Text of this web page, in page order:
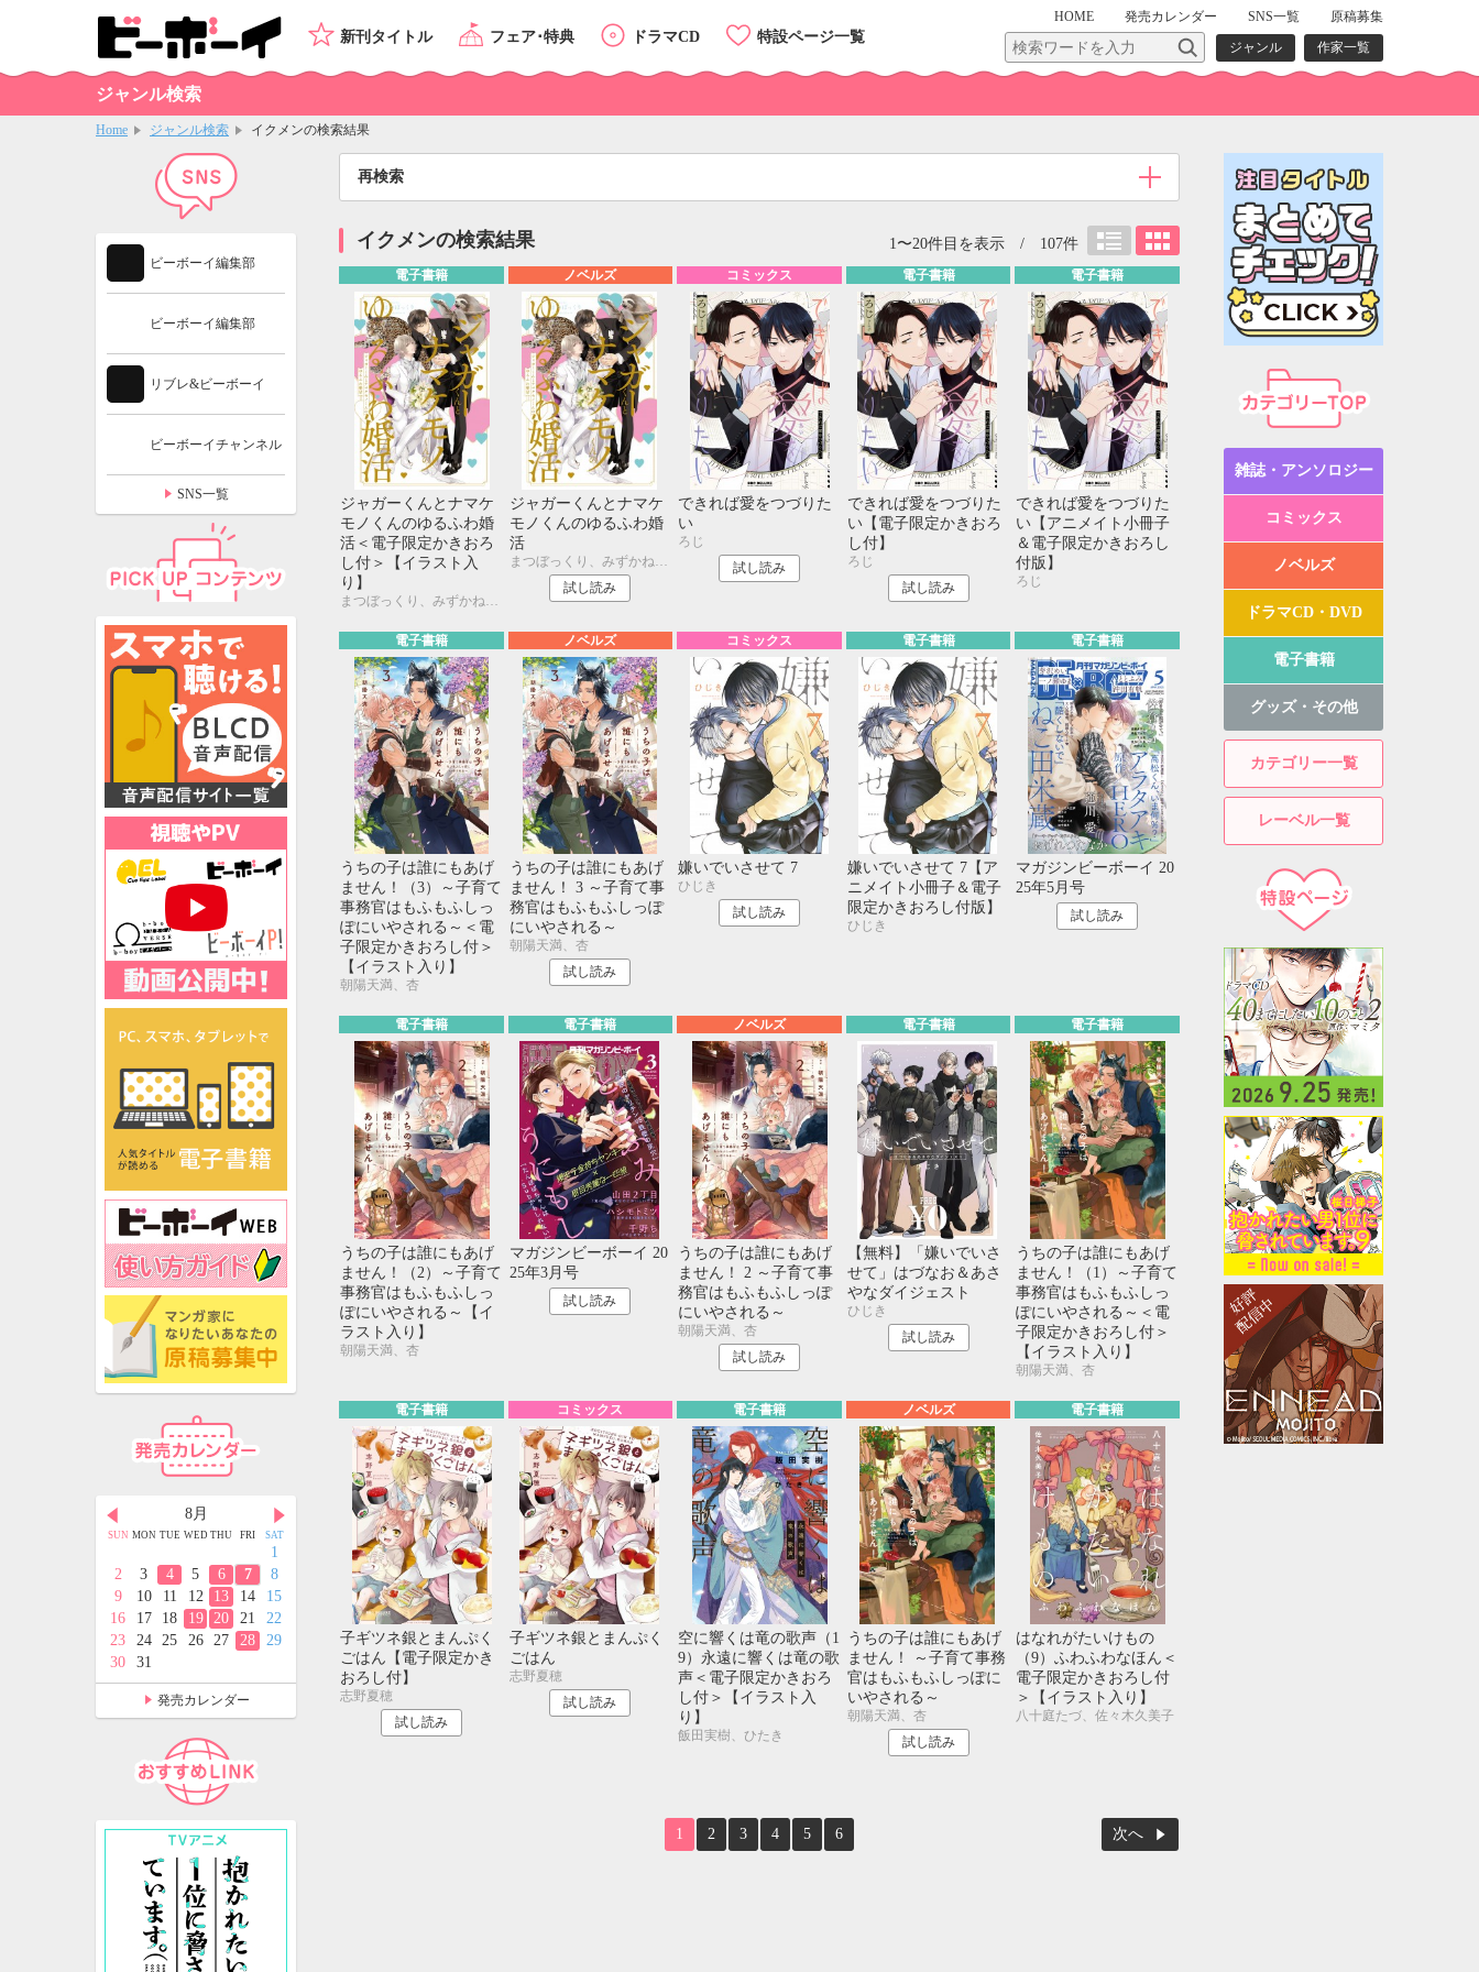
HOME 発売カレンダー SNS一覧
原稿募集
ジャンル
作家一覧
新刊タイトル フェア･特典 ドラマCD 特設ページ一覧
ジャンル検索
Home ジャンル検索 イクメンの検索結果
再検索
イクメンの検索結果 1〜20件目を表示 / 107件
電子書籍
ジャガーくんとナマケ
モノくんのゆるふわ婚
活＜電子限定かきおろ
し付＞【イラスト入
り】
ノベルズ
ジャガーくんとナマケ
モノくんのゆるふわ婚
活
試し読み
コミックス
できれば愛をつづりた
い
ろじ
試し読み
電子書籍
できれば愛をつづりた
い【電子限定かきおろ
し付】
ろじ
試し読み
電子書籍
できれば愛をつづりた
い【アニメイト小冊子
＆電子限定かきおろし
付版】
ろじ
電子書籍
うちの子は誰にもあげ
ません！（3）～子育て
事務官はもふもふしっ
ぽにいやされる～＜電
子限定かきおろし付＞
【イラスト入り】
朝陽天満、杏
ノベルズ
うちの子は誰にもあげ
ません！ 3 ～子育て事
務官はもふもふしっぽ
にいやされる～
朝陽天満、杏
試し読み
コミックス
嫌いでいさせて 7
ひじき
試し読み
電子書籍
嫌いでいさせて 7【ア
ニメイト小冊子＆電子
限定かきおろし付版】
ひじき
電子書籍
マガジンビーボーイ 20
25年5月号
試し読み
電子書籍
うちの子は誰にもあげ
ません！（2）～子育て
事務官はもふもふしっ
ぽにいやされる～【イ
ラスト入り】
朝陽天満、杏
電子書籍
マガジンビーボーイ 20
25年3月号
試し読み
ノベルズ
うちの子は誰にもあげ
ません！ 2 ～子育て事
務官はもふもふしっぽ
にいやされる～
朝陽天満、杏
試し読み
電子書籍
【無料】「嫌いでいさ
せて」はづなお＆あさ
やなダイジェスト
ひじき
試し読み
電子書籍
うちの子は誰にもあげ
ません！（1）～子育て
事務官はもふもふしっ
ぽにいやされる～＜電
子限定かきおろし付＞
【イラスト入り】
朝陽天満、杏
電子書籍
子ギツネ銀とまんぷく
ごはん【電子限定かき
おろし付】
志野夏穂
試し読み
コミックス
子ギツネ銀とまんぷく
ごはん
志野夏穂
試し読み
電子書籍
空に響くは竜の歌声（1
9）永遠に響くは竜の歌
声＜電子限定かきおろ
し付＞【イラスト入
り】
飯田実樹、ひたき
ノベルズ
うちの子は誰にもあげ
ません！ ～子育て事務
官はもふもふしっぽに
いやされる～
朝陽天満、杏
試し読み
電子書籍
はなれがたいけもの
（9）ふわふわなほん＜
電子限定かきおろし付
＞【イラスト入り】
八十庭たづ、佐々木久美子
1 2 3 4 5 6 次へ
カテゴリーTOP
雑誌・アンソロジー
コミックス
ノベルズ
ドラマCD・DVD
電子書籍
グッズ・その他
カテゴリー一覧
レーベル一覧
特設ページ
ビーボーイ編集部
ビーボーイ編集部
リブレ&ビーボーイ
ビーボーイチャンネル
SNS一覧
8月
SUN MON TUE WED THU FRI SAT
1
2
3 4 5 6 7
8
9
10 11 12 13 14
15
16
17 18 19 20 21
22
23
24 25 26 27 28
29
30
31
9月
TUE WED THU FRI SAT
1 2 3 4
5
8 9 10 11
12
15 16 17 18
19
22 23 24 25
26
28 29 30
10月
SUN MON TUE WED THU FRI
1 2
4
5 6 8 9
11
12 13 14 15 16
18
19 20 21 22 23
25
26 27 28 29 30 31
発売カレンダー